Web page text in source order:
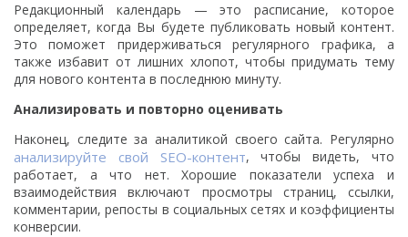
Редакционный календарь — это расписание, которое
определяет, когда Вы будете публиковать новый контент.
Это поможет придерживаться регулярного графика, а
также избавит от лишних хлопот, чтобы придумать тему
для нового контента в последнюю минуту.
Анализировать и повторно оценивать
Наконец, следите за аналитикой своего сайта. Регулярно
анализируйте свой SEO-контент, чтобы видеть, что
работает, а что нет. Хорошие показатели успеха и
взаимодействия включают просмотры страниц, ссылки,
комментарии, репосты в социальных сетях и коэффициенты
конверсии.